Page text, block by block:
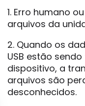
1. Erro humano
arquivos da
2. Quando os
USB estão
dispositivo, a
arquivos são
desconhecidos.